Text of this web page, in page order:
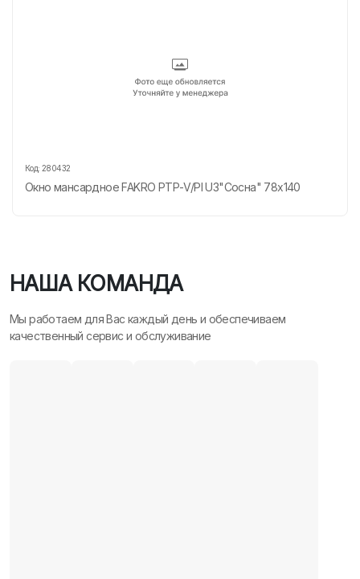
Код: 280432
Окно мансардное FAKRO РТР-V/PI U3"Сосна" 78х140
НАША КОМАНДА
Мы работаем для Вас каждый день и обеспечиваем
качественный сервис и обслуживание